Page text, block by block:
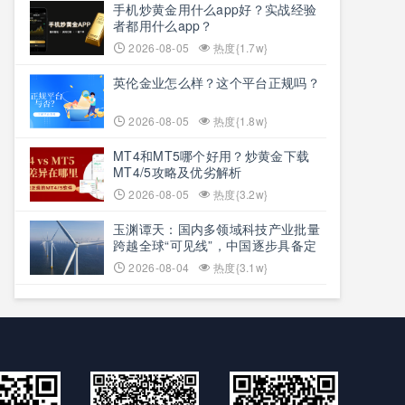
手机炒黄金用什么app好？实战经验
者都用什么app？
2026-08-05 热度{1.7w}
英伦金业怎么样？这个平台正规吗？
2026-08-05 热度{1.8w}
MT4和MT5哪个好用？炒黄金下载
MT4/5攻略及优劣解析
2026-08-05 热度{3.2w}
玉渊谭天：国内多领域科技产业批量
跨越全球“可见线”，中国逐步具备定
义全球新产品与产业方向的能力
2026-08-04 热度{3.1w}